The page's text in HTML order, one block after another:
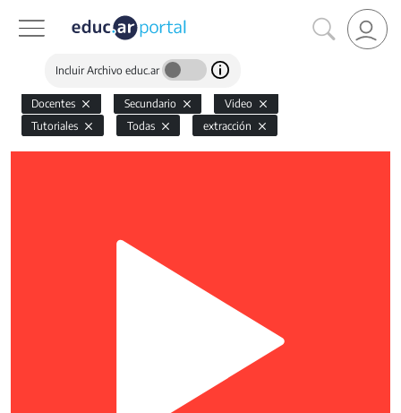
Incluir Archivo educ.ar
Docentes Secundario
Video
Tutoriales
Todas extracción